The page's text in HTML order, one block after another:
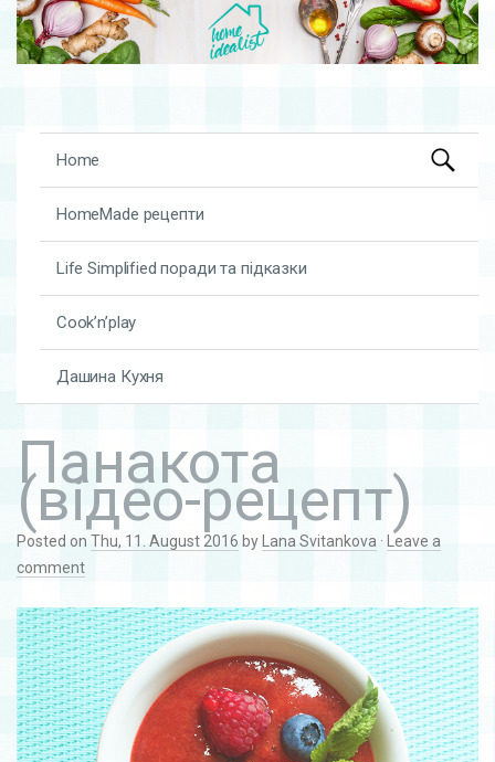
Skip to content
Home
HomeMade рецепти
Life Simplified поради та підказки
Cook’n’play
Дашина Кухня
Search
for:
Панакота
(відео-рецепт)
Posted on Thu, 11. August 2016 by Lana Svitankova ·
Leave a
comment